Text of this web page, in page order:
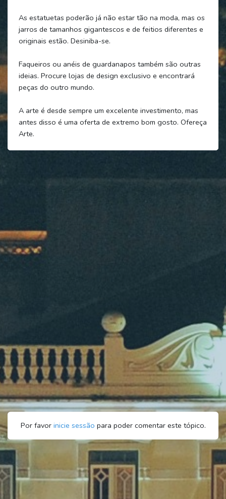
As estatuetas poderão já não estar tão na moda, mas os
jarros de tamanhos gigantescos e de feitios diferentes e
originais estão. Desiniba-se.
Faqueiros ou anéis de guardanapos também são outras
ideias. Procure lojas de design exclusivo e encontrará
peças do outro mundo.
A arte é desde sempre um excelente investimento, mas
antes disso é uma oferta de extremo bom gosto. Ofereça
Arte.
Por favor inicie sessão para poder comentar este tópico.